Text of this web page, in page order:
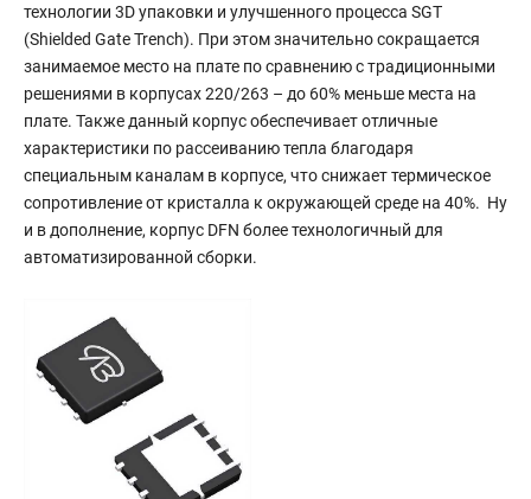
технологии 3D упаковки и улучшенного процесса SGT
(Shielded Gate Trench). При этом значительно сокращается
занимаемое место на плате по сравнению с традиционными
решениями в корпусах 220/263 – до 60% меньше места на
плате. Также данный корпус обеспечивает отличные
характеристики по рассеиванию тепла благодаря
специальным каналам в корпусе, что снижает термическое
сопротивление от кристалла к окружающей среде на 40%. Ну
и в дополнение, корпус DFN более технологичный для
автоматизированной сборки.